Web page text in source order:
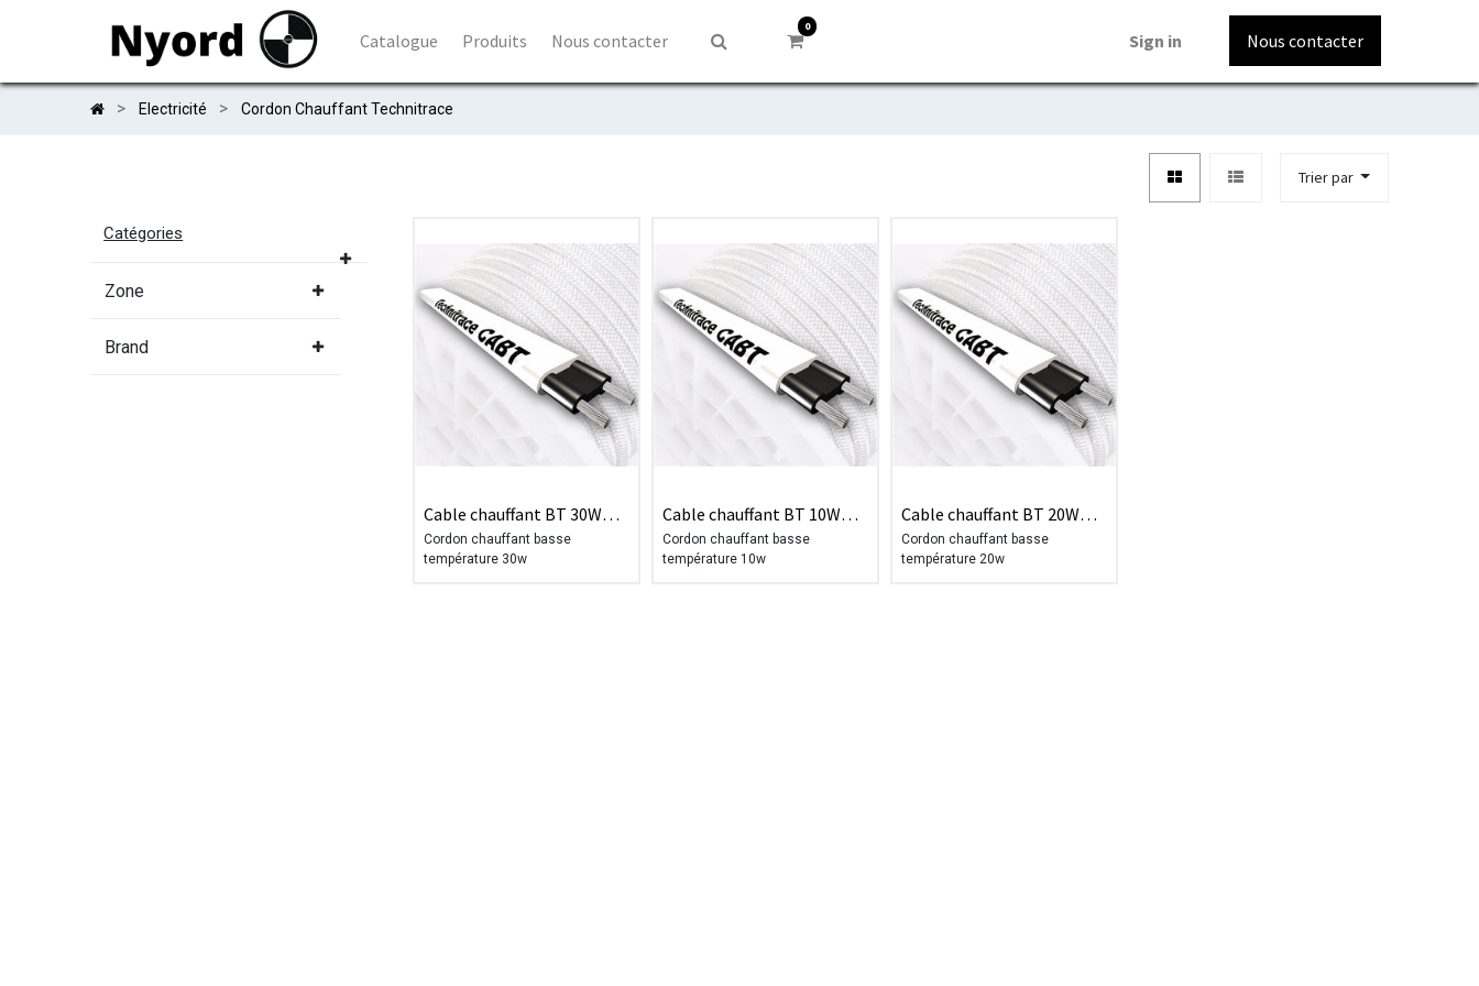
Catalogue Produits Nous contacter
0
Sign in Nous contacter
Electricité Cordon Chauffant Technitrace
Trier par
Catégories
Zone
Brand
Cable chauffant BT 30W
230V
Cordon chauffant basse
température 30w
Cable chauffant BT 10W
230V
Cordon chauffant basse
température 10w
Cable chauffant BT 20W
230V
Cordon chauffant basse
température 20w